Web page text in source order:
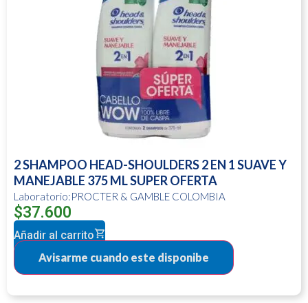
2 SHAMPOO HEAD-SHOULDERS 2 EN 1 SUAVE Y
MANEJABLE 375 ML SUPER OFERTA
Laboratorio:PROCTER & GAMBLE COLOMBIA
$37.600
Añadir al carrito